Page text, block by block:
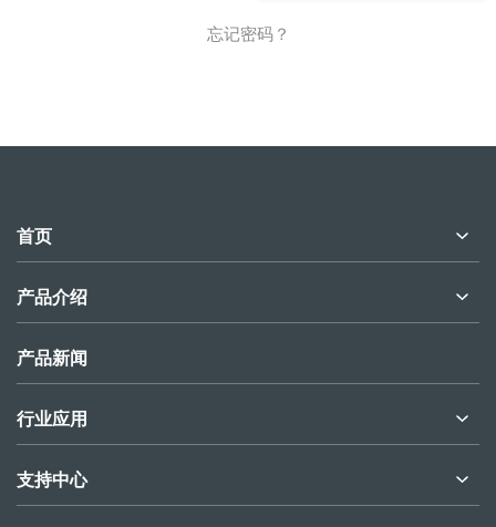
忘记密码？
首页
产品介绍
产品新闻
行业应用
支持中心